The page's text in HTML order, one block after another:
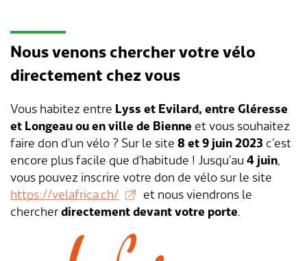
Nous venons chercher votre vélo
directement chez vous
Vous habitez entre Lyss et Evilard, entre Gléresse
et Longeau ou en ville de Bienne et vous souhaitez
faire don d’un vélo ? Sur le site 8 et 9 juin 2023 c’est
encore plus facile que d’habitude ! Jusqu’au 4 juin,
vous pouvez inscrire votre don de vélo sur le site
https://velafrica.ch/
et nous viendrons le
chercherdirectement devant votre porte.